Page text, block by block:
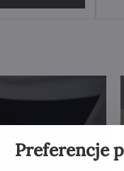
Preferencje